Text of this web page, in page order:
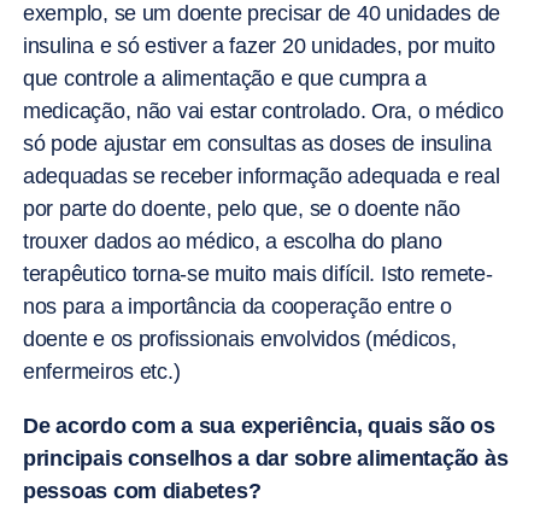
exemplo, se um doente precisar de 40 unidades de
insulina e só estiver a fazer 20 unidades, por muito
que controle a alimentação e que cumpra a
medicação, não vai estar controlado. Ora, o médico
só pode ajustar em consultas as doses de insulina
adequadas se receber informação adequada e real
por parte do doente, pelo que, se o doente não
trouxer dados ao médico, a escolha do plano
terapêutico torna-se muito mais difícil. Isto remete-
nos para a importância da cooperação entre o
doente e os profissionais envolvidos (médicos,
enfermeiros etc.)
De acordo com a sua experiência, quais são os
principais conselhos a dar sobre alimentação às
pessoas com diabetes?